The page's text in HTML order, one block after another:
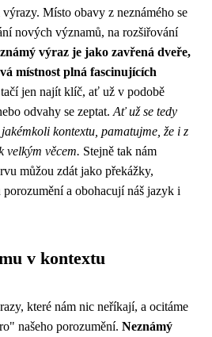
Místo obavy z neznámého se
nových významů, na rozšiřování
výraz je jako zavřená dveře,
místnost plná fascinujících
jen najít klíč, ať už v podobě
odvahy se zeptat. Ať už se tedy
kontextu, pamatujme, že i z
velkým věcem. Stejně tak nám
můžou zdát jako překážky,
a obohacují náš jazyk i
v kontextu
které nám nic neříkají, a ocitáme
našeho porozumění. Neznámý